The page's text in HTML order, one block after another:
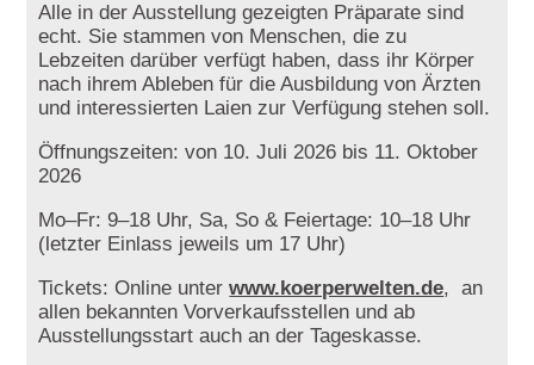
Alle in der Ausstellung gezeigten Präparate sind
echt. Sie stammen von Menschen, die zu
Lebzeiten darüber verfügt haben, dass ihr Körper
nach ihrem Ableben für die Ausbildung von Ärzten
und interessierten Laien zur Verfügung stehen soll.
Öffnungszeiten: von 10. Juli 2026 bis 11. Oktober
2026
Mo–Fr: 9–18 Uhr, Sa, So & Feiertage: 10–18 Uhr
(letzter Einlass jeweils um 17 Uhr)
Tickets: Online unterwww.koerperwelten.de, an
allen bekannten Vorverkaufsstellen und ab
Ausstellungsstart auch an der Tageskasse.